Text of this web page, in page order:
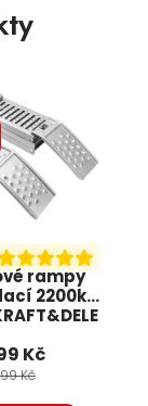
rampy
2200kg
Kč
Kč